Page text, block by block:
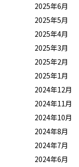
2025年6月
2025年5月
2025年4月
2025年3月
2025年2月
2025年1月
2024年12月
2024年11月
2024年10月
2024年8月
2024年7月
2024年6月